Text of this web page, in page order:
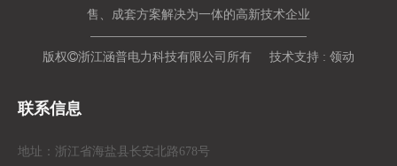
售、成套方案解决为一体的高新技术企业
版权浙江涵普电力科技有限公司所有 技术支持 : 领动
联系信息
地址：浙江省海盐县长安北路678号